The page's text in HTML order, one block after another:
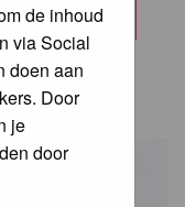
de inhoud
via Social
doen aan
Door
je
door